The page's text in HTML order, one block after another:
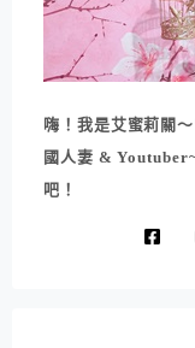
嗨！我是艾蜜莉關
國人妻 &
吧！